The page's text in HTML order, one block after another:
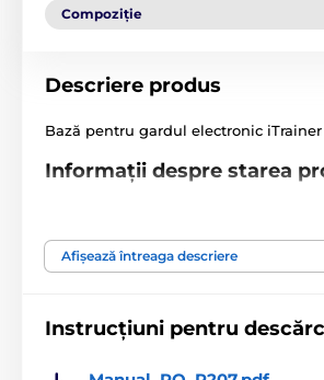
Compoziție
Descriere produs
Bază pentru gardul electronic iTrainer
Informații despre starea
Dispozitivul este doar desfăcut;
fost deteriorat și, din acest motiv, a
niciodată.
Afișează întreaga descriere
Instrucțiuni pentru